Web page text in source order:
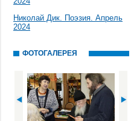
Николай Дик. Поэзия. Апрель
2024
ФОТОГАЛЕРЕЯ